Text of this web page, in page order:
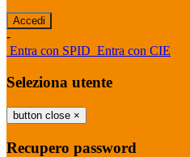
-
Entra con SPID Entra con CIE
Seleziona utente
button close ×
Recupero password